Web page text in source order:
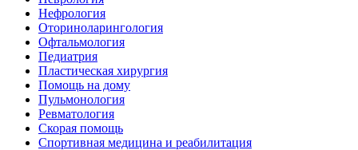
Нефрология
Оториноларингология
Офтальмология
Педиатрия
Пластическая хирургия
Помощь на дому
Пульмонология
Ревматология
Скорая помощь
Спортивная медицина и реабилитация